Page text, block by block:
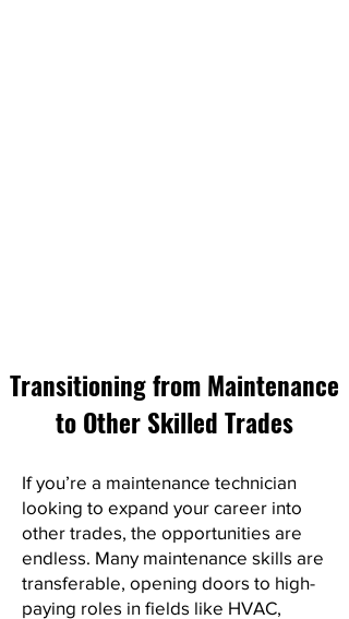
Transitioning from Maintenance
to Other Skilled Trades
If you’re a maintenance technician
looking to expand your career into
other trades, the opportunities are
endless. Many maintenance skills are
transferable, opening doors to high-
paying roles in fields like HVAC,